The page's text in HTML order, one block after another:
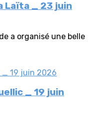
Laïta _ 23 juin
a organisé une belle
_ 19 juin